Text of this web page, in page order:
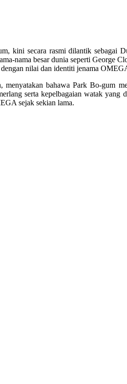
kini secara rasmi dilantik sebagai
nama besar dunia seperti
nilai dan identiti jenama
bahawa Park Bo-gum
serta kepelbagaian watak
sejak sekian lama.